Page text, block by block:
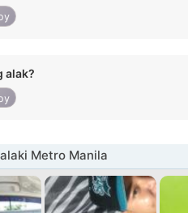
alak?
Metro Manila